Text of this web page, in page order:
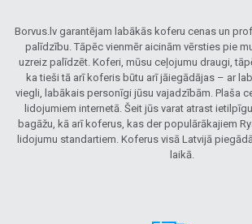
Borvus.lv garantējam labākās koferu cenas un
palīdzību. Tāpēc vienmēr aicinām vērsties pie
uzreiz palīdzēt. Koferi, mūsu ceļojumu draugi,
ka tieši tā arī koferis būtu arī jāiegādājas – ar
viegli, labākais personīgi jūsu vajadzībām. Plaša
lidojumiem internetā. Šeit jūs varat atrast
bagāžu, kā arī koferus, kas der populārākajiem
lidojumu standartiem. Koferus visā Latvijā
laikā.